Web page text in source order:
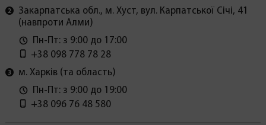
Закарпатська обл., м. Хуст, вул. Карпатської Січі, 41
(навпроти Алми)
Пн-Пт: з 9:00 до 17:00
+38 098 778 78 28
м. Харків (та область)
Пн-Пт: з 9:00 до 19:00
+38 096 76 48 580